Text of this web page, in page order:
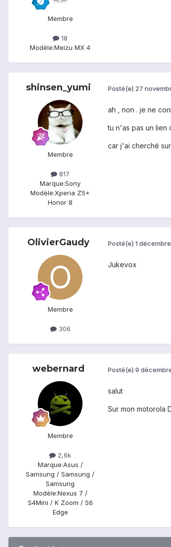
Membre
18
Modèle:Meizu MX 4
shinsen_yumi
Membre
817
Marque:Sony
Modèle:Xperia Z5+
Honor 8
Posté(e) 27
ah , non . je ne
tu n'as pas un lien
car j'ai cherché
OlivierGaudy
Membre
306
Posté(e) 1 décembre
Jukevox
webernard
Membre
2,6k
Marque:Asus /
Samsung / Samsung /
Samsung
Modèle:Nexus 7 /
S4Mini / K Zoom / S6
Edge
Posté(e) 9
salut
Sur mon motorola